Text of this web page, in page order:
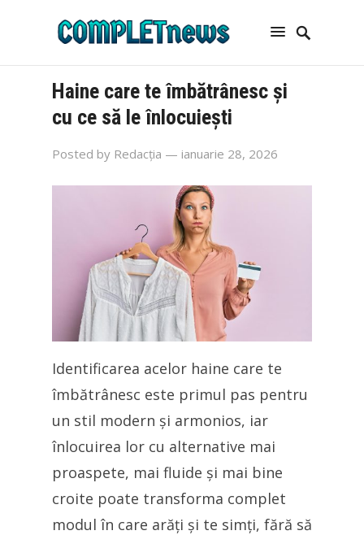
Haine care te îmbătrânesc și
cu ce să le înlocuiești
Posted by Redacția — ianuarie 28, 2026
Identificarea acelor haine care te
îmbătrânesc este primul pas pentru
un stil modern și armonios, iar
înlocuirea lor cu alternative mai
proaspete, mai fluide și mai bine
croite poate transforma complet
modul în care arăți și te simți, fără să